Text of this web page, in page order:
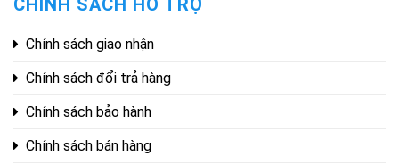
CHÍNH SÁCH HỖ TRỢ
Chính sách giao nhận
Chính sách đổi trả hàng
Chính sách bảo hành
Chính sách bán hàng